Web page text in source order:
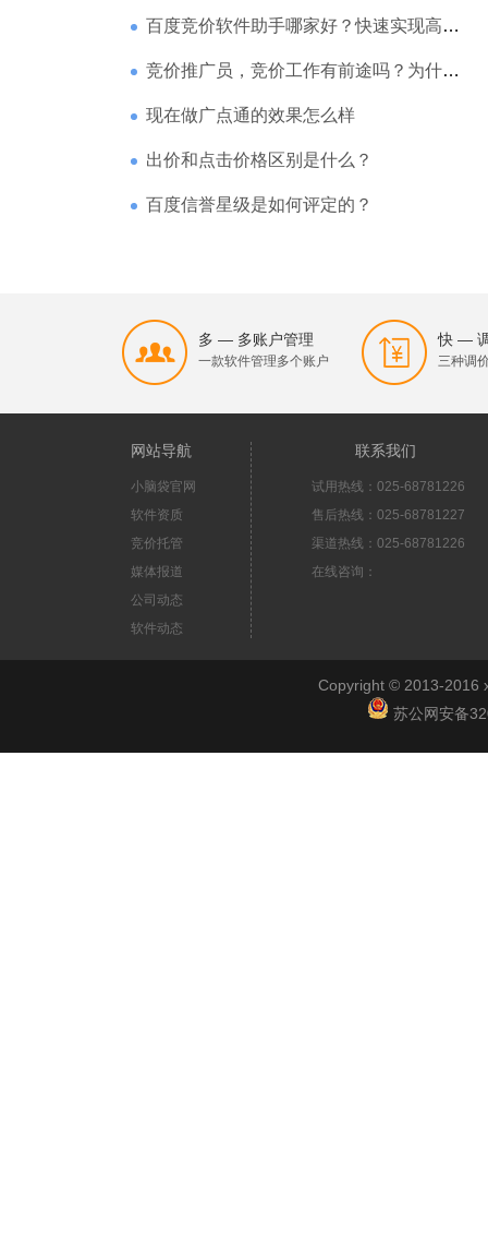
百度竞价软件助手哪家好？快速实现高回报哪家强？
竞价推广员，竞价工作有前途吗？为什么待遇那么高
现在做广点通的效果怎么样
出价和点击价格区别是什么？
百度信誉星级是如何评定的？
多 — 多账户管理
一款软件管理多个账户
快 —
三种调
网站导航
小脑袋官网
软件资质
竞价托管
媒体报道
公司动态
软件动态
联系我们
试用热线：025-68781226
售后热线：025-68781227
渠道热线：025-68781226
在线咨询：
Copyright © 2013-2016
苏公网安备